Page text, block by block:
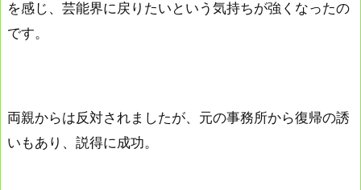
を感じ、芸能界に戻りたいという気持ちが強くなったの
です。
両親からは反対されましたが、元の事務所から復帰の誘
いもあり、説得に成功。